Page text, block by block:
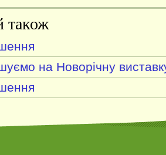
також
на Новорічну